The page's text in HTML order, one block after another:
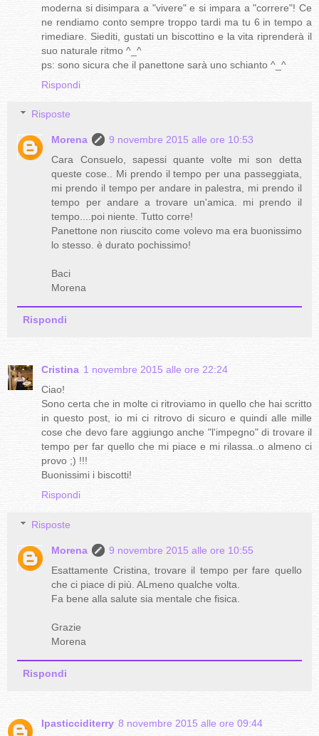
moderna si disimpara a "vivere" e si impara a "correre"! Ce
ne rendiamo conto sempre troppo tardi ma tu 6 in tempo a
rimediare. Siediti, gustati un biscottino e la vita riprenderà il
suo naturale ritmo ^_^
ps: sono sicura che il panettone sarà uno schianto ^_^
Rispondi
Risposte
Morena
9 novembre 2015 alle ore 10:53
Cara Consuelo, sapessi quante volte mi son detta
queste cose.. Mi prendo il tempo per una passeggiata,
mi prendo il tempo per andare in palestra, mi prendo il
tempo per andare a trovare un'amica. mi prendo il
tempo....poi niente. Tutto corre!
Panettone non riuscito come volevo ma era buonissimo
lo stesso. è durato pochissimo!
Baci
Morena
Rispondi
Cristina 1 novembre 2015 alle ore 22:24
Ciao!
Sono certa che in molte ci ritroviamo in quello che hai scritto
in questo post, io mi ci ritrovo di sicuro e quindi alle mille
cose che devo fare aggiungo anche "l'impegno" di trovare il
tempo per far quello che mi piace e mi rilassa..o almeno ci
provo ;) !!!
Buonissimi i biscotti!
Rispondi
Risposte
Morena
9 novembre 2015 alle ore 10:55
Esattamente Cristina, trovare il tempo per fare quello
che ci piace di più. ALmeno qualche volta.
Fa bene alla salute sia mentale che fisica.
Grazie
Morena
Rispondi
Ipasticciditerry 8 novembre 2015 alle ore 09:44